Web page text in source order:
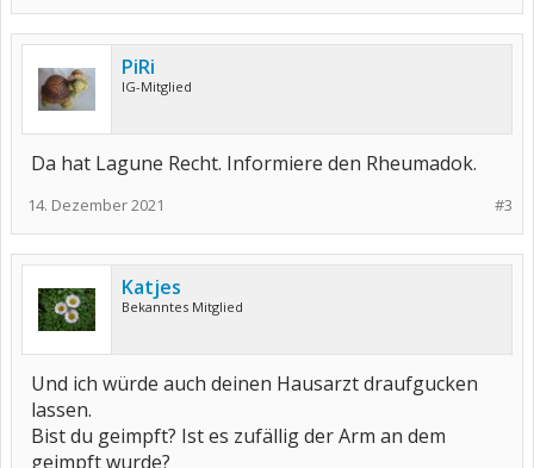
PiRi
IG-Mitglied
Da hat Lagune Recht. Informiere den Rheumadok.
#3
14. Dezember 2021
Katjes
Bekanntes Mitglied
Und ich würde auch deinen Hausarzt draufgucken
lassen.
Bist du geimpft? Ist es zufällig der Arm an dem
geimpft wurde?